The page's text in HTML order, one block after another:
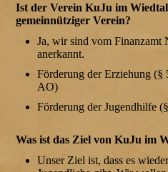
Ist der Verein KuJu im
gemeinnütziger Verein?
Ja, wir sind vom Finanzamt
anerkannt.
Förderung der Erziehung (§
AO)
Förderung der Jugendhilfe
Was ist das Ziel von KuJu im
Unser Ziel ist, dass es